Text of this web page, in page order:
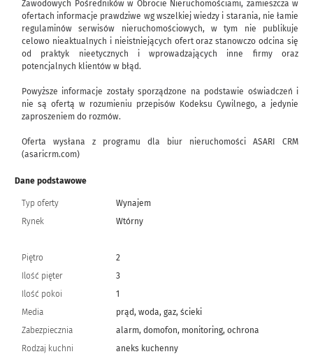
Zawodowych Pośredników w Obrocie Nieruchomościami, zamieszcza w
ofertach informacje prawdziwe wg wszelkiej wiedzy i starania, nie łamie
regulaminów serwisów nieruchomościowych, w tym nie publikuje
celowo nieaktualnych i nieistniejących ofert oraz stanowczo odcina się
od praktyk nieetycznych i wprowadzających inne firmy oraz
potencjalnych klientów w błąd.
Powyższe informacje zostały sporządzone na podstawie oświadczeń i
nie są ofertą w rozumieniu przepisów Kodeksu Cywilnego, a jedynie
zaproszeniem do rozmów.
Oferta wysłana z programu dla biur nieruchomości ASARI CRM
(asaricrm.com)
Dane podstawowe
Typ oferty
Wynajem
Rynek
Wtórny
Piętro
2
Ilość pięter
3
Ilość pokoi
1
Media
prąd, woda, gaz, ścieki
Zabezpiecznia
alarm, domofon, monitoring, ochrona
Rodzaj kuchni
aneks kuchenny